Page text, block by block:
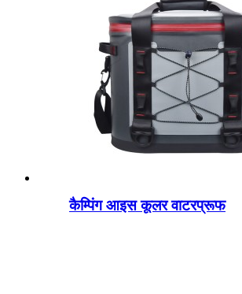
कैम्पिंग आइस कूलर वाटरप्रूफ